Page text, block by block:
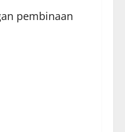
pembinaan